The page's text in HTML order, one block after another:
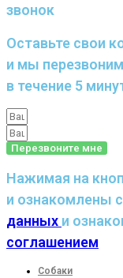
звонок
Оставьте свои
и мы
в течение 5
Перезвоните мне
Нажимая на
и ознакомлены с
данных и
соглашением
Собаки